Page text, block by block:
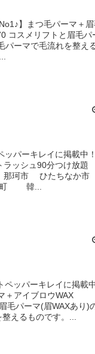
】まつ毛パーマ＋眉
スメリフトと眉毛パ
ーマで毛流れを整え
ッパーキレイに掲載中
ッシュ90分つけ放題
那珂市 ひたちなか
町 韓...
ペッパーキレイに掲載
＋アイブロウWAX
パーマ(眉WAXあり)
えるものです。...